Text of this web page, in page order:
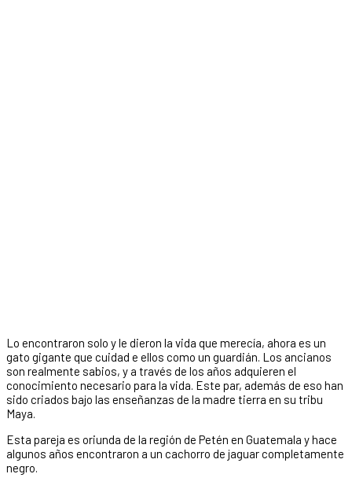
Lo encontraron solo y le dieron la vida que merecía, ahora es un
gato gigante que cuidad e ellos como un guardián. Los ancianos
son realmente sabios, y a través de los años adquieren el
conocimiento necesario para la vida. Este par, además de eso han
sido criados bajo las enseñanzas de la madre tierra en su tribu
Maya.
Esta pareja es oriunda de la región de Petén en Guatemala y hace
algunos años encontraron a un cachorro de jaguar completamente
negro.